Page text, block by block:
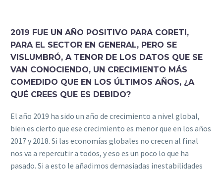
2019 FUE UN AÑO POSITIVO PARA CORETI,
PARA EL SECTOR EN GENERAL, PERO SE
VISLUMBRÓ, A TENOR DE LOS DATOS QUE SE
VAN CONOCIENDO, UN CRECIMIENTO MÁS
COMEDIDO QUE EN LOS ÚLTIMOS AÑOS, ¿A
QUÉ CREES QUE ES DEBIDO?
El año 2019 ha sido un año de crecimiento a nivel global,
bien es cierto que ese crecimiento es menor que en los años
2017 y 2018. Si las economías globales no crecen al final
nos va a repercutir a todos, y eso es un poco lo que ha
pasado. Si a esto le añadimos demasiadas inestabilidades